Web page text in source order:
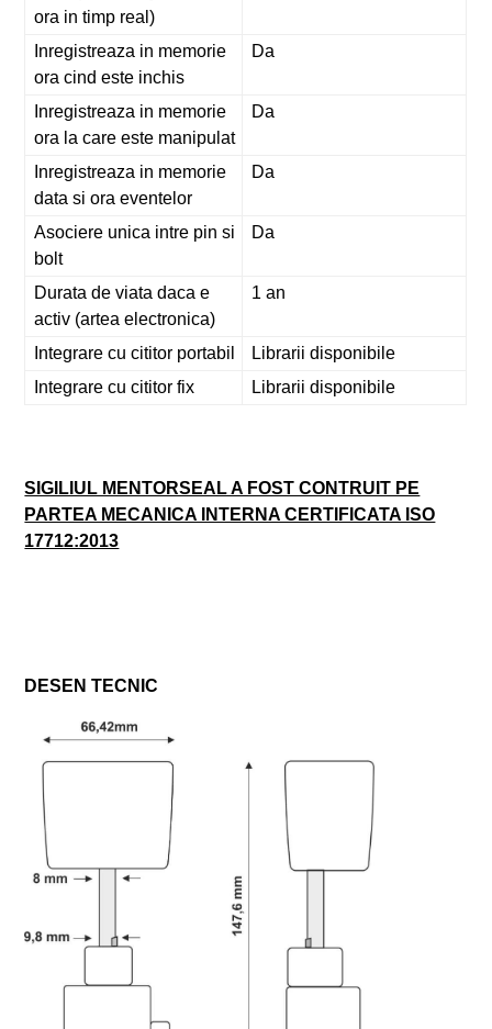
ora in timp real)
Inregistreaza in memorie
ora cind este inchis
Da
Inregistreaza in memorie
ora la care este manipulat
Da
Inregistreaza in memorie
data si ora eventelor
Da
Asociere unica intre pin si
bolt
Da
Durata de viata daca e
activ (artea electronica)
1 an
Integrare cu cititor portabil
Librarii disponibile
Integrare cu cititor fix
Librarii disponibile
SIGILIUL MENTORSEAL A FOST CONTRUIT PE
PARTEA MECANICA INTERNA CERTIFICATA ISO
17712:2013
DESEN TECNIC